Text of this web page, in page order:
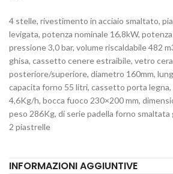
4 stelle, rivestimento in acciaio smaltato,
levigata, potenza nominale 16,8kW,
pressione 3,0 bar, volume riscaldabile 482
ghisa, cassetto cenere estraibile, vetro
posteriore/superiore, diametro 160mm,
capacita forno 55 litri, cassetto porta legna,
4,6Kg/h, bocca fuoco 230×200 mm,
peso 286Kg, di serie padella forno
2 piastrelle
INFORMAZIONI AGGIUNTIVE